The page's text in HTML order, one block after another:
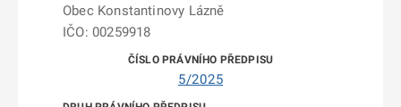
Obec Konstantinovy Lázně
IČO: 00259918
5/2025